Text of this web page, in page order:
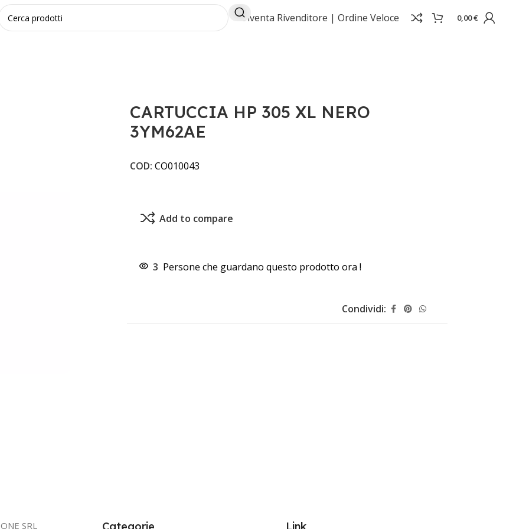
Diventa Rivenditore | Ordine Veloce 0,00€
305 XL NERO 3YM62AE
CARTUCCIA HP 305 XL NERO
3YM62AE
COD: CO010043
Add to compare
3 Persone che guardano questo prodotto ora !
Condividi:
SRL Categorie Link